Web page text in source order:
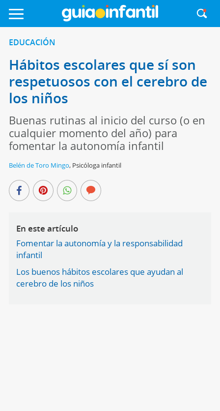
EDUCACIÓN
Hábitos escolares que sí son
respetuosos con el cerebro de
los niños
Buenas rutinas al inicio del curso (o en
cualquier momento del año) para
fomentar la autonomía infantil
Belén de Toro Mingo, Psicóloga infantil
En este artículo
Fomentar la autonomía y la responsabilidad
infantil
Los buenos hábitos escolares que ayudan al
cerebro de los niños